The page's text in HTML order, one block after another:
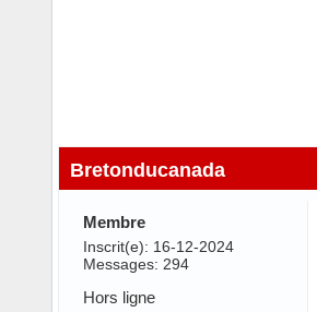
Bretonducanada
Membre
Inscrit(e): 16-12-2024
Messages: 294
Hors ligne